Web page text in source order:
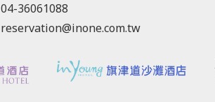
04-36061088
reservation@inone.com.tw